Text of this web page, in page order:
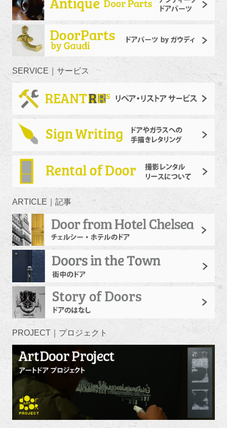
SERVICE｜サービス
ARTICLE｜記事
PROJECT｜プロジェクト